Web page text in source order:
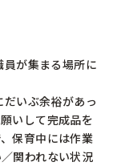
いして完成品を
保育中には作業
関われない状況